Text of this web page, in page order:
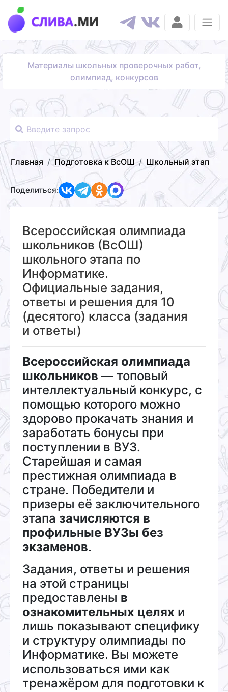
Материалы школьных проверочных работ,
олимпиад, конкурсов
Главная Подготовка к ВсОШ Школьный этап
Поделиться:
Всероссийская олимпиада
школьников (ВсОШ)
школьного этапа по
Информатике.
Официальные задания,
ответы и решения для 10
(десятого) класса (задания
и ответы)
Всероссийская олимпиада
школьников — топовый
интеллектуальный конкурс, с
помощью которого можно
здорово прокачать знания и
заработать бонусы при
поступлении в ВУЗ.
Старейшая и самая
престижная олимпиада в
стране. Победители и
призеры её заключительного
этапа зачисляются в
профильные ВУЗы без
экзаменов.
Задания, ответы и решения
на этой страницы
предоставлены в
ознакомительных целях и
лишь показывают специфику
и структуру олимпиады по
Информатике. Вы можете
использоваться ими как
тренажёром для подготовки к